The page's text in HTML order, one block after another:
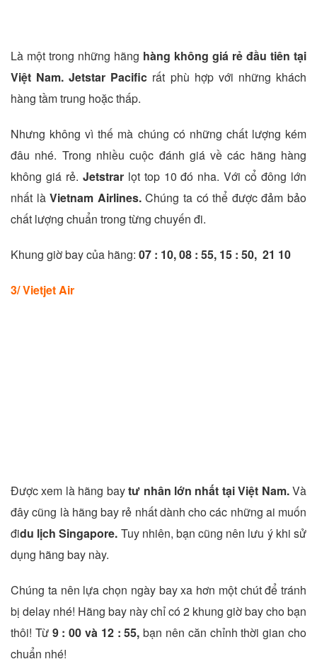
Là một trong những hãng hàng không giá rẻ đầu tiên tại
Việt Nam. Jetstar Pacific rất phù hợp với những khách
hàng tầm trung hoặc thấp.
Nhưng không vì thế mà chúng có những chất lượng kém
đâu nhé. Trong nhiều cuộc đánh giá về các hãng hàng
không giá rẻ. Jetstrarlọt top 10 đó nha. Với cổ đông lớn
nhất làVietnam Airlines.Chúng ta có thể được đảm bảo
chất lượng chuẩn trong từng chuyến đi.
Khung giờ bay của hãng: 07 : 10, 08 : 55, 15 : 50, 21 10
3/ Vietjet Air
Được xem là hãng baytư nhân lớn nhất tại Việt Nam.Và
đây cũng là hãng bay rẻ nhất dành cho các những ai muốn
đidu lịch Singapore. Tuy nhiên, bạn cũng nên lưu ý khi sử
dụng hãng bay này.
Chúng ta nên lựa chọn ngày bay xa hơn một chút để tránh
bị delay nhé! Hãng bay này chỉ có 2 khung giờ bay cho bạn
thôi! Từ 9 : 00 và 12 : 55, bạn nên căn chỉnh thời gian cho
chuẩn nhé!